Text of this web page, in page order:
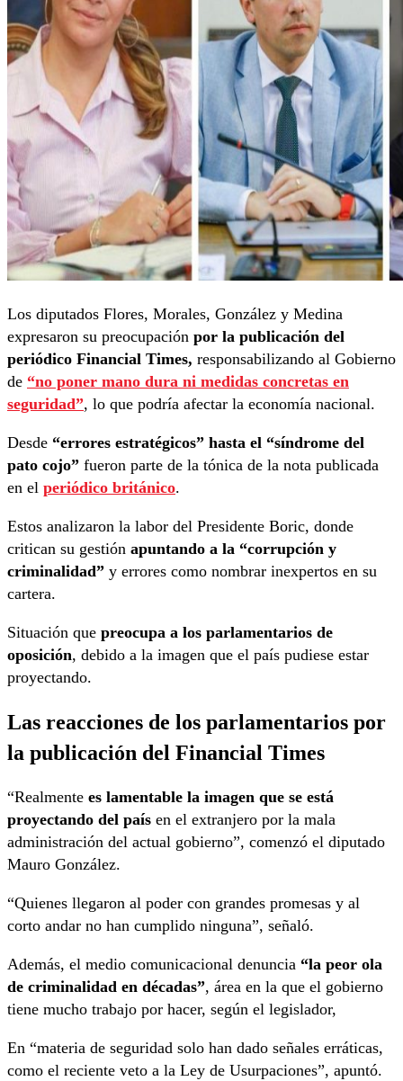
Los diputados Flores, Morales, González y Medina
expresaron su preocupación por la publicación del
periódico Financial Times, responsabilizando al Gobierno
de “no poner mano dura ni medidas concretas en
seguridad”, lo que podría afectar la economía nacional.
Desde “errores estratégicos” hasta el “síndrome del
pato cojo” fueron parte de la tónica de la nota publicada
en el periódico británico.
Estos analizaron la labor del Presidente Boric, donde
critican su gestión apuntando a la “corrupción y
criminalidad” y errores como nombrar inexpertos en su
cartera.
Situación que preocupa a los parlamentarios de
oposición, debido a la imagen que el país pudiese estar
proyectando.
Las reacciones de los parlamentarios por
la publicación del Financial Times
“Realmente es lamentable la imagen que se está
proyectando del país en el extranjero por la mala
administración del actual gobierno”, comenzó el diputado
Mauro González.
“Quienes llegaron al poder con grandes promesas y al
corto andar no han cumplido ninguna”, señaló.
Además, el medio comunicacional denuncia “la peor ola
de criminalidad en décadas”, área en la que el gobierno
tiene mucho trabajo por hacer, según el legislador,
En “materia de seguridad solo han dado señales erráticas,
como el reciente veto a la Ley de Usurpaciones”, apuntó.